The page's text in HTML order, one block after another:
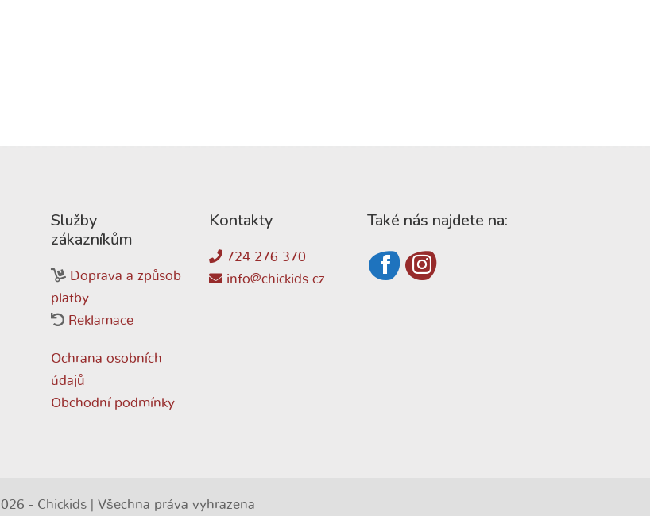
Služby
zákazníkům
Doprava a způsob
platby
Reklamace
Ochrana osobních
údajů
Obchodní podmínky
Kontakty
724 276 370
info@chickids.cz
Také nás najdete na:
- Chickids | Všechna práva vyhrazena